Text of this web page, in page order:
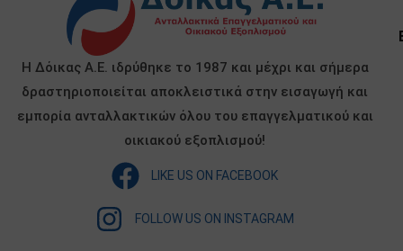
Η Δόικας Α.Ε. ιδρύθηκε το 1987 και μέχρι και σήμερα
δραστηριοποιείται αποκλειστικά στην εισαγωγή και
εμπορία ανταλλακτικών όλου του επαγγελματικού και
οικιακού εξοπλισμού!
LIKE US ON FACEBOOK
FOLLOW US ON INSTAGRAM